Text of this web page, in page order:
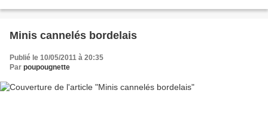
Minis cannelés bordelais
Publié le 10/05/2011 à 20:35
Par poupougnette